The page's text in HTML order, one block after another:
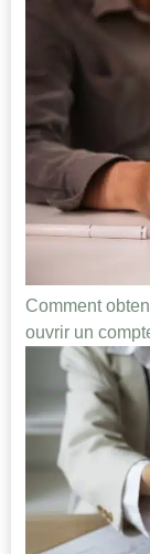
Comment
ouvrir un